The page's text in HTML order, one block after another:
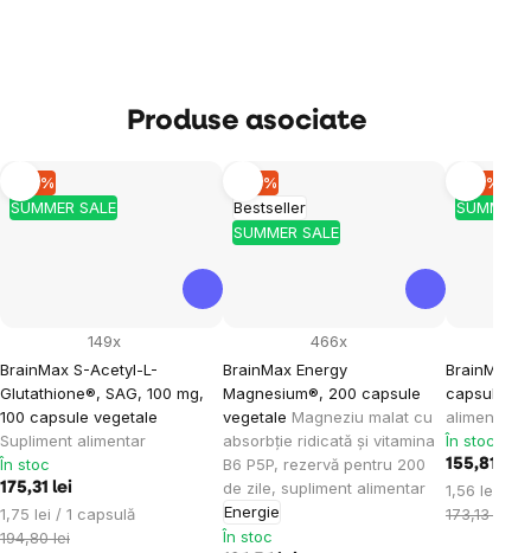
Produse asociate
SUMMER SALE
–10 %
BrainMax S-Acetyl-L-
Glutathione®, SAG, 100 mg,
100 capsule vegetale
Supliment alimentar
149x
În stoc
175,31 lei
Evaluare
preţ:
1,75 lei / 1 capsulă
194,80 lei
Bestseller
SUMMER SALE
–10 %
BrainMax Energy
Magnesium®, 200 capsule
vegetale Magneziu malat cu
absorbție ridicată și vitamina
B6 P5P, rezervă pentru 200
de zile, supliment alimentar
Energie
466x
În stoc
SUMMER
–10 %
BrainMax
capsule
alimentar
În stoc
155,81 lei
Evaluare
preţ:
1,56 lei / 1
173,13 lei